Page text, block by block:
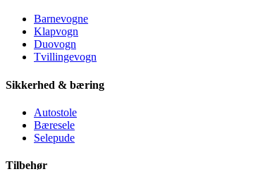
Barnevogne
Klapvogn
Duovogn
Tvillingevogn
Sikkerhed & bæring
Autostole
Bæresele
Selepude
Tilbehør